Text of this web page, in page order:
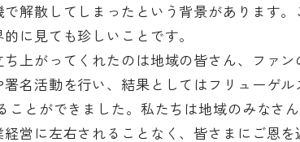
解散してしまったという背景があります
に見ても珍しいことです。
ち上がってくれたのは地域の皆さん、ファ
署名活動を行い、結果としてはフリューゲ
ことができました。私たちは地域のみなさ
営に左右されることなく、皆さまにご恩